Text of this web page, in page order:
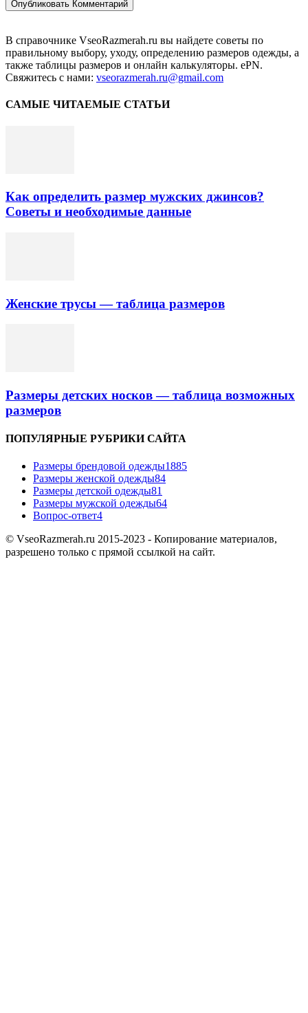
В справочнике VseoRazmerah.ru вы найдете советы по
правильному выбору, уходу, определению размеров одежды, а
также таблицы размеров и онлайн калькуляторы. ePN.
Свяжитесь с нами: vseorazmerah.ru@gmail.com
САМЫЕ ЧИТАЕМЫЕ СТАТЬИ
Как определить размер мужских джинсов?
Советы и необходимые данные
Женские трусы — таблица размеров
Размеры детских носков — таблица возможных
размеров
ПОПУЛЯРНЫЕ РУБРИКИ САЙТА
Размеры брендовой одежды1885
Размеры женской одежды84
Размеры детской одежды81
Размеры мужской одежды64
Вопрос-ответ4
© VseoRazmerah.ru 2015-2023 - Копирование материалов,
разрешено только с прямой ссылкой на сайт.